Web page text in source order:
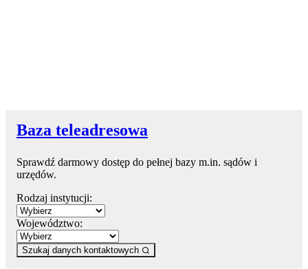
Baza teleadresowa
Sprawdź darmowy dostęp do pełnej bazy m.in. sądów i
urzędów.
Rodzaj instytucji:
Województwo:
Szukaj danych kontaktowych